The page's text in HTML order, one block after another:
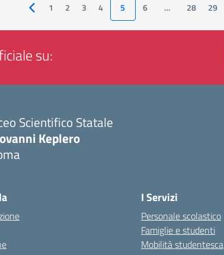
Pagina precedente
1 2 3 4 5 6 … 28 29
su:
Scientifico Statale
Keplero
I Servizi
Personale scolastico
Famiglie e studenti
Mobilità studentesca